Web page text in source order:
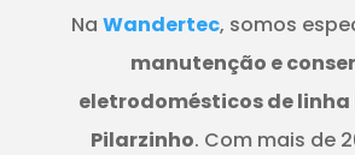
Na Wandertec, somos
manutenção e
eletrodomésticos de
Pilarzinho. Com mais de